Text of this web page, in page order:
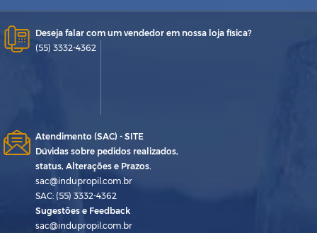
Deseja falar com um vendedor em nossa loja física?
(55) 3332-4362
Atendimento (SAC) - SITE
Dúvidas sobre pedidos realizados,
status, Alterações e Prazos.
sac@indupropil.com.br
SAC: (55) 3332-4362
Sugestões e Feedback
sac@indupropil.com.br